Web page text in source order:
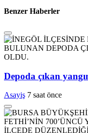
Benzer Haberler
Depoda çıkan
Asayiş 7 saat önce